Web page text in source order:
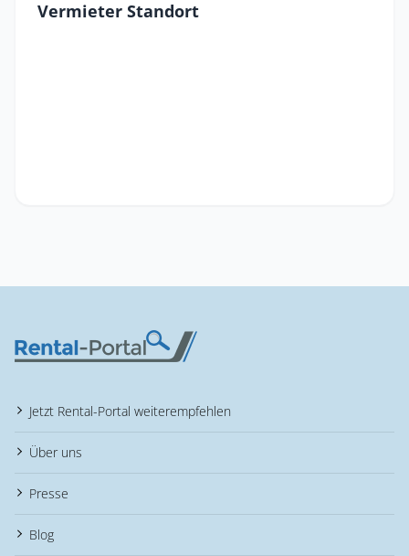
Vermieter Standort
Jetzt Rental-Portal weiterempfehlen
Über uns
Presse
Blog